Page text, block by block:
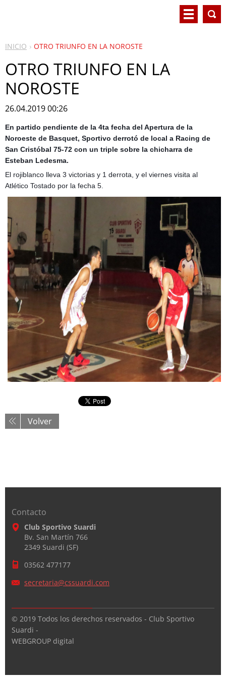
INICIO OTRO TRIUNFO EN LA NOROSTE
OTRO TRIUNFO EN LA
NOROSTE
26.04.2019 00:26
En partido pendiente de la 4ta fecha del Apertura de la
Noroeste de Basquet, Sportivo derrotó de local a Racing de
San Cristóbal 75-72 con un triple sobre la chicharra de
Esteban Ledesma.
El rojiblanco lleva 3 victorias y 1 derrota, y el viernes visita al
Atlético Tostado por la fecha 5.
Volver
Contacto
Club Sportivo Suardi
Bv. San Martín 766
2349 Suardi (SF)
03562 477177
secretaria@cssuardi.com
© 2019 Todos los derechos reservados - Club Sportivo
Suardi -
WEBGROUP digital